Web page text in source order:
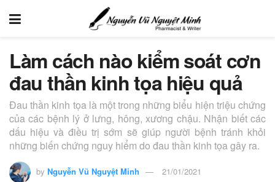
Làm cách nào kiểm soát cơn
đau thần kinh tọa hiệu quả
Đau thần kinh tọa là một trong những biểu hiện triệu chứng
của các bệnh lý ở lưng, hông, xương chậu. Nhận biết các
dấu hiệu và điều trị sớm sẽ giúp người bệnh tránh khỏi
những biến chứng nguy hiểm do đau thần kinh tọa gây ra.
by Nguyễn Vũ Nguyệt Minh 21/01/2021